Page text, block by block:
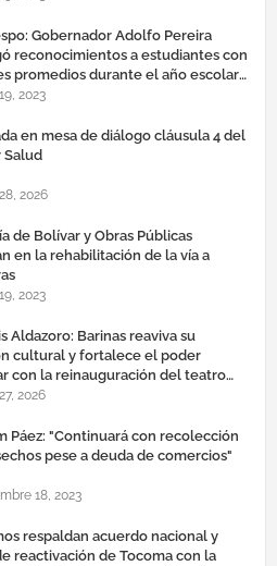
Gobernador Adolfo Pereira
reconocimientos a estudiantes con
promedios durante el año escolar
2023
2023
en mesa de diálogo cláusula 4 del
Salud
2026
de Bolívar y Obras Públicas
en la rehabilitación de la vía a
2023
Aldazoro: Barinas reaviva su
cultural y fortalece el poder
con la reinauguración del teatro
ruiz guevara
2026
con recolección
pese a deuda de comercios"
18, 2023
respaldan acuerdo nacional y
reactivación de Tocoma con la